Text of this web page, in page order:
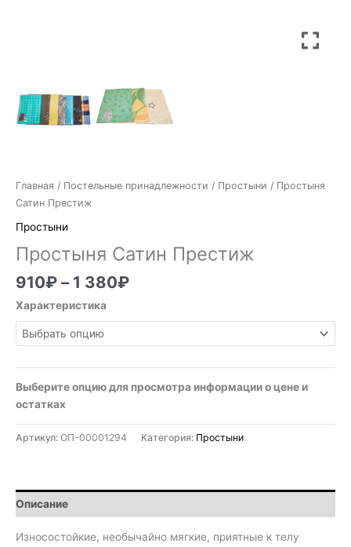
Главная / Постельные принадлежности / Простыни / Простыня
Сатин Престиж
Простыни
Простыня Сатин Престиж
910₽ – 1 380₽
Характеристика
Выберите опцию для просмотра информации о цене и
остатках
Артикул: ОП-00001294 Категория: Простыни
Описание
Износостойкие, необычайно мягкие, приятные к телу